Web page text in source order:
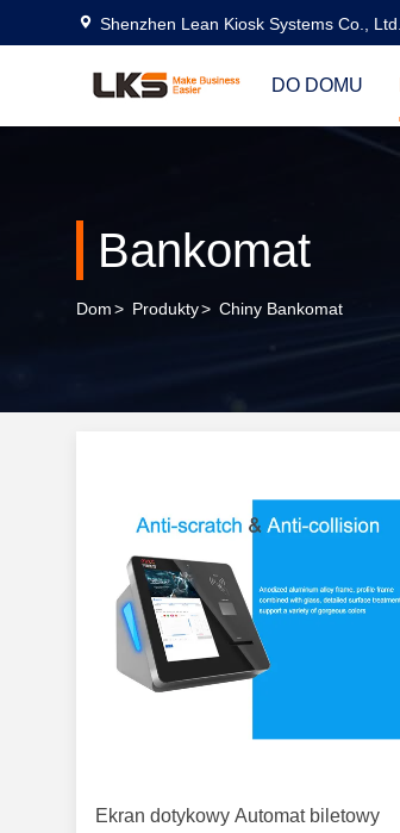
Shenzhen Lean Kiosk Systems Co., Ltd.
DO DOMU
Bankomat
Dom> Produkty> Chiny Bankomat
Ekran dotykowy Automat biletowy